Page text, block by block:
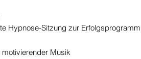
Hypnose-Sitzung zur
motivierender Musik